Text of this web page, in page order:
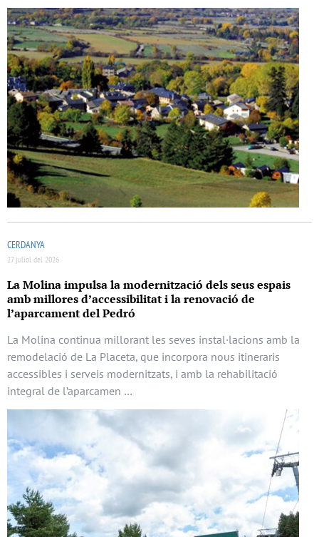
CERDANYA
27 juliol del 2026
La Molina impulsa la modernització dels seus espais
amb millores d’accessibilitat i la renovació de
l’aparcament del Pedró
La Molina continua millorant les seves instal·lacions amb la
remodelació de La Placeta, que incorpora nous itineraris
accessibles i serveis modernitzats, i amb la rehabilitació
integral de l’aparcamen …